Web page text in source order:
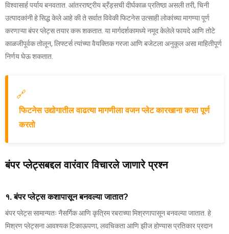
विश्वासार्ह पर्याय बनवतात. आंतरराष्ट्रीय ब्रँड्सची दीर्घकाळ प्रतिष्ठा असली तरी, चिनी
उत्पादकांनी हे सिद्ध केले आहे की ते सर्वात विवेकी फिटनेस उत्साही लोकांच्या मागण्या पूर्ण
करणाऱ्या बंपर प्लेट्स तयार करू शकतात. या मार्गदर्शकामध्ये नमूद केलेले फायदे आणि तोटे
काळजीपूर्वक तोलून, लिफ्टर्स त्यांच्या वैयक्तिक गरजा आणि बजेटला अनुकूल असा माहितीपूर्ण
निर्णय घेऊ शकतात.
🔗
फिटनेस उद्योगातील वाढत्या मागणीला वजन प्लेट कारखाना कसा पूर्ण
करतो
बंपर प्लेट्सबद्दल वारंवार विचारले जाणारे प्रश्न
१. बंपर प्लेट्स कशापासून बनवल्या जातात?
बंपर प्लेट्स सामान्यतः नैसर्गिक आणि कृत्रिम रबराच्या मिश्रणापासून बनवल्या जातात. हे
मिश्रण प्लेट्सना आवश्यक टिकाऊपणा, लवचिकता आणि झीज होण्यास प्रतिकार प्रदान